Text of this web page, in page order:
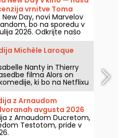
vrnitve Toma
ManaDay, novi Marvelov
bo na sporedu v
2026. Odkrijte našo
Michèle Laroque
Nanty in Thierry
filma Alors on
ki bo na Netflixu
2026.
z Arnaudom
avgusta 2026
z Arnaudom Ducretom,
Testotom, pride v